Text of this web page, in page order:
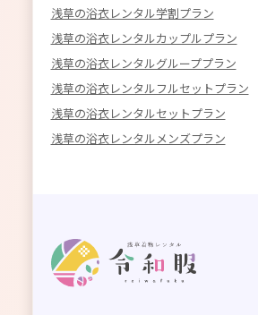
浅草の浴衣レンタル学割プラン
浅草の浴衣レンタルカップルプラン
浅草の浴衣レンタルグループプラン
浅草の浴衣レンタルフルセットプラン
浅草の浴衣レンタルセットプラン
浅草の浴衣レンタルメンズプラン